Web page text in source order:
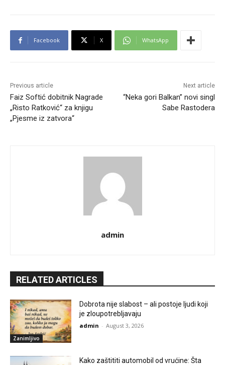
Facebook X WhatsApp
Previous article
Faiz Softić dobitnik Nagrade
„Risto Ratković“ za knjigu
„Pjesme iz zatvora“
Next article
“Neka gori Balkan” novi singl
Sabe Rastodera
admin
RELATED ARTICLES
Zanimljivo
Dobrota nije slabost – ali postoje ljudi koji
je zloupotrebljavaju
admin - August 3, 2026
Kako zaštititi automobil od vrućine: Šta